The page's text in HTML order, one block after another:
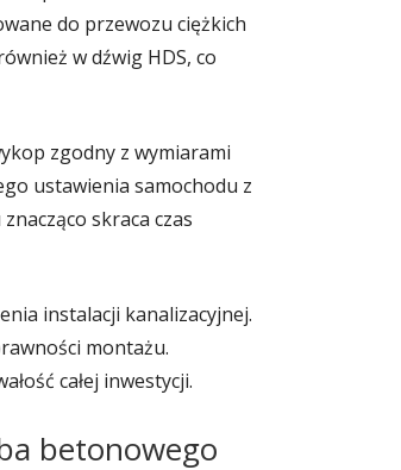
do przewozu ciężkich
w dźwig HDS, co
zgodny z wymiarami
ustawienia samochodu z
skraca czas
instalacji kanalizacyjnej.
montażu.
całej inwestycji.
betonowego